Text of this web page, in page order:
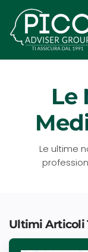
Passa
al
contenuto
Le
Le ultime
Ultimi Articoli